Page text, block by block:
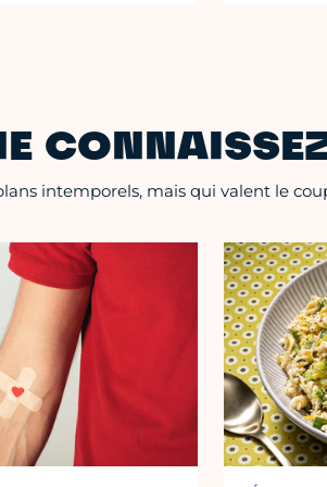
intemporels, mais qui valent le